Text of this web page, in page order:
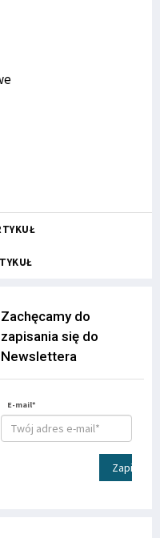
Zachęcamy do
zapisania się do
Newslettera
E-mail*
Zapisz